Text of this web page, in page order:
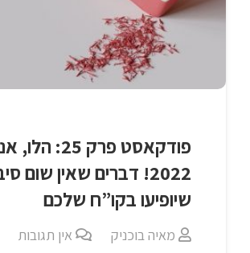
פודקאסט פרק 25:
2022! דברים שאין שום
שיופיעו בקו”ח שלכם
מאיה בוכניק אין תגובות